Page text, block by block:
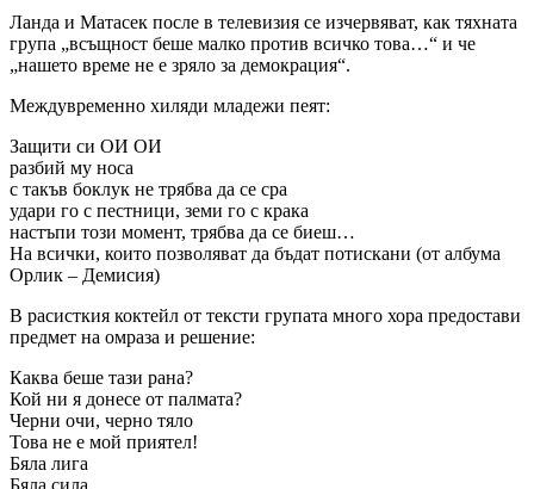
Ланда и Матасек после в телевизия се изчервяват, как тяхната
група „всъщност беше малко против всичко това…“ и че
„нашето време не е зряло за демокрация“.
Междувременно хиляди младежи пеят:
Защити си ОИ ОИ
разбий му носа
с такъв боклук не трябва да се сра
удари го с пестници, земи го с крака
настъпи този момент, трябва да се биеш…
На всички, които позволяват да бъдат потискани (от албума
Орлик – Демисия)
В расисткия коктейл от тексти групата много хора предостави
предмет на омраза и решение:
Каква беше тази рана?
Кой ни я донесе от палмата?
Черни очи, черно тяло
Това не е мой приятел!
Бяла лига
Бяла сила